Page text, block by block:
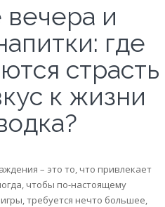
и
где
страсть
к жизни
– это то, что привлекает
чтобы по-настоящему
требуется нечто большее,